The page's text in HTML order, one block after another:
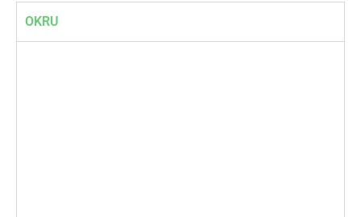
OKRU